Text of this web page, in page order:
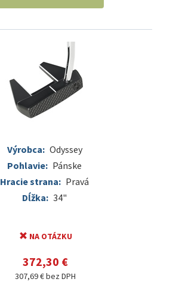
Výrobca: Odyssey
Pohlavie: Pánske
Hracie strana: Pravá
Dĺžka: 34"
NA OTÁZKU
372,30 €
307,69 € bez DPH